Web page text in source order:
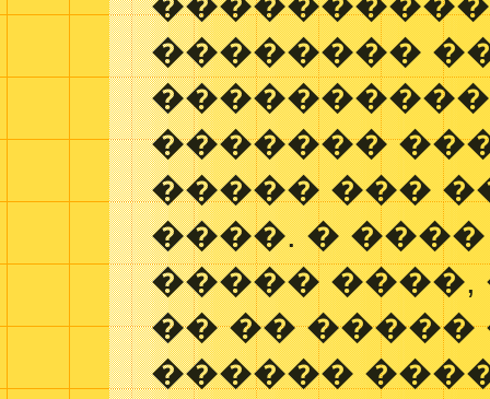
��������
�������
����� ���
����. �
�����
�� ��
������